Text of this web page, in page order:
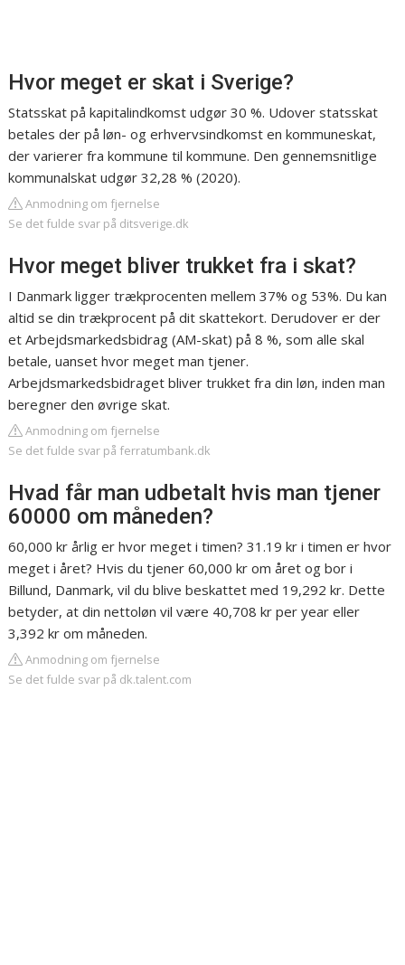
Hvor meget er skat i Sverige?
Statsskat på kapitalindkomst udgør 30 %. Udover statsskat
betales der på løn- og erhvervsindkomst en kommuneskat,
der varierer fra kommune til kommune. Den gennemsnitlige
kommunalskat udgør 32,28 % (2020).
Anmodning om fjernelse
Se det fulde svar på ditsverige.dk
Hvor meget bliver trukket fra i skat?
I Danmark ligger trækprocenten mellem 37% og 53%. Du kan
altid se din trækprocent på dit skattekort. Derudover er der
et Arbejdsmarkedsbidrag (AM-skat) på 8 %, som alle skal
betale, uanset hvor meget man tjener.
Arbejdsmarkedsbidraget bliver trukket fra din løn, inden man
beregner den øvrige skat.
Anmodning om fjernelse
Se det fulde svar på ferratumbank.dk
Hvad får man udbetalt hvis man tjener
60000 om måneden?
60,000 kr årlig er hvor meget i timen? 31.19 kr i timen er hvor
meget i året? Hvis du tjener 60,000 kr om året og bor i
Billund, Danmark, vil du blive beskattet med 19,292 kr. Dette
betyder, at din nettoløn vil være 40,708 kr per year eller
3,392 kr om måneden.
Anmodning om fjernelse
Se det fulde svar på dk.talent.com